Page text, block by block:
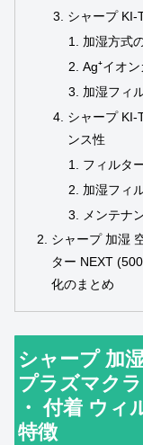
シャープ KI-
加湿方式
Ag⁺イオ
加湿フィ
シャープ KI-
ンス性
フィルタ
加湿フィ
メンテナ
シャープ 加湿
ター NEXT
化のまとめ
シャープ 加
プラズマク
・ 付着 ウィ
特徴